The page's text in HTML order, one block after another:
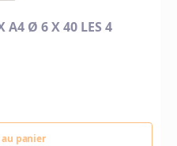
A4 Ø 6 X 40 LES 4
panier